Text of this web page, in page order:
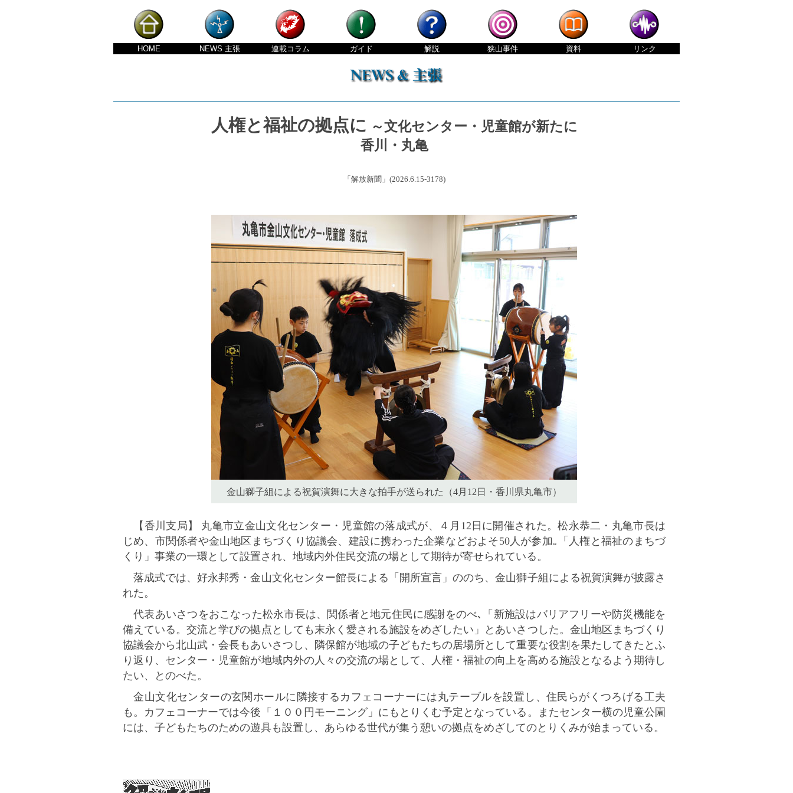
HOME NEWS 主張 連載コラム ガイド 解説 狭山事件 資料 リンク
人権と福祉の拠点に ～文化センター・児童館が新たに
香川・丸亀
「解放新聞」(2026.6.15-3178)
金山獅子組による祝賀演舞に大きな拍手が送られた（4月12日・香川県丸亀市）
【香川支局】 丸亀市立金山文化センター・児童館の落成式が、４月12日に開催された。松永恭二・丸亀市長は
じめ、市関係者や金山地区まちづくり協議会、建設に携わった企業などおよそ50人が参加｡「人権と福祉のまちづ
くり」事業の一環として設置され、地域内外住民交流の場として期待が寄せられている。
落成式では、好永邦秀・金山文化センター館長による「開所宣言」ののち、金山獅子組による祝賀演舞が披露さ
れた。
代表あいさつをおこなった松永市長は、関係者と地元住民に感謝をのべ､「新施設はバリアフリーや防災機能を
備えている。交流と学びの拠点としても末永く愛される施設をめざしたい」とあいさつした。金山地区まちづくり
協議会から北山武・会長もあいさつし、隣保館が地域の子どもたちの居場所として重要な役割を果たしてきたとふ
り返り、センター・児童館が地域内外の人々の交流の場として、人権・福祉の向上を高める施設となるよう期待し
たい、とのべた。
金山文化センターの玄関ホールに隣接するカフェコーナーには丸テーブルを設置し、住民らがくつろげる工夫
も。カフェコーナーでは今後「１００円モーニング」にもとりくむ予定となっている。またセンター横の児童公園
には、子どもたちのための遊具も設置し、あらゆる世代が集う憩いの拠点をめざしてのとりくみが始まっている。